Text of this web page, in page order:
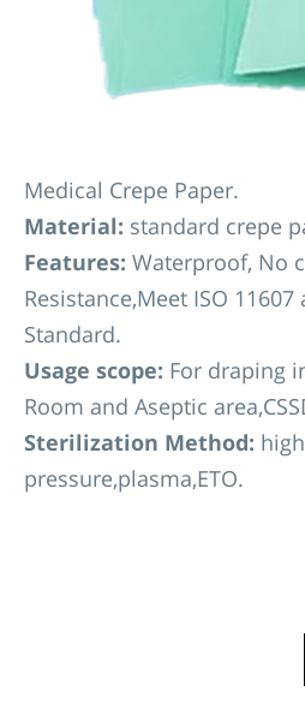
Medical Crepe Paper.
Material: standard crepe
Features: Waterproof, No
Resistance,Meet ISO 11607
Standard.
Usage scope: For draping
Room and Aseptic
Sterilization Method:
pressure,plasma,ETO.